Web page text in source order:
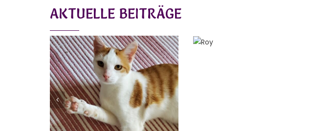
AKTUELLE BEITRÄGE
FREDDY
Vermittelt